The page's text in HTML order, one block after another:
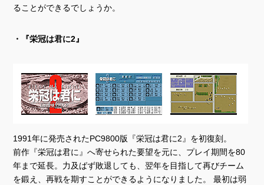
ることができるでしょうか。
・『栄冠は君に2』
1991年に発売されたPC9800版『栄冠は君に2』を初復刻。
前作『栄冠は君に』へ寄せられた要望を元に、プレイ期間を80
年まで延長。力及ばず敗退しても、翌年を目指して再びチーム
を鍛え、再戦を期すことができるようになりました。 最初は弱